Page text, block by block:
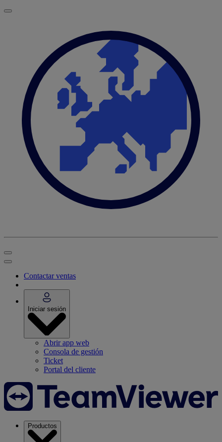
Contactar ventas
Iniciar sesión
Abrir app web
Consola de gestión
Ticket
Portal del cliente
Productos